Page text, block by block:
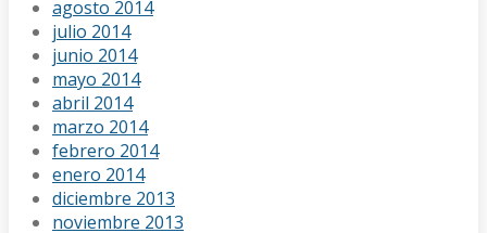
agosto 2014
julio 2014
junio 2014
mayo 2014
abril 2014
marzo 2014
febrero 2014
enero 2014
diciembre 2013
noviembre 2013